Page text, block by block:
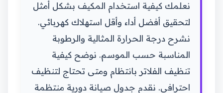
نعلمك كيفية استخدام المكيف بشكل أمثل
لتحقيق أفضل أداء وأقل استهلاك كهربائي.
نشرح درجة الحرارة المثالية والرطوبة
المناسبة حسب الموسم. نوضح كيفية
تنظيف الفلاتر بانتظام ومتى تحتاج لتنظيف
احترافي. نقدم جدول صيانة دورية منتظمة